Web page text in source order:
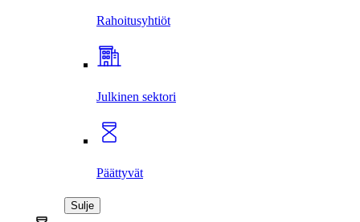
Rahoitus­yhtiöt
Julkinen sektori
Päättyvät
Sulje